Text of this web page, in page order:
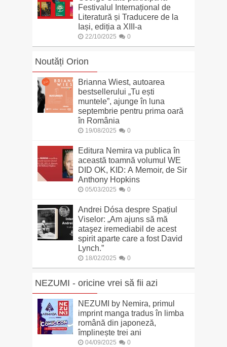
Festivalul Internațional de
Literatură și Traducere de la
Iași, ediția a XIII-a
22/10/2025 0
Noutăți Orion
Brianna Wiest, autoarea
bestsellerului „Tu ești
muntele”, ajunge în luna
septembrie pentru prima oară
în România
19/08/2025 0
Editura Nemira va publica în
această toamnă volumul WE
DID OK, KID: A Memoir, de Sir
Anthony Hopkins
05/03/2025 0
Andrei Dósa despre Spațiul
Viselor: „Am ajuns să mă
ataşez iremediabil de acest
spirit aparte care a fost David
Lynch.”
18/02/2025 0
NEZUMI - oricine vrei să fii azi
NEZUMI by Nemira, primul
imprint manga tradus în limba
română din japoneză,
împlinește trei ani
04/09/2025 0